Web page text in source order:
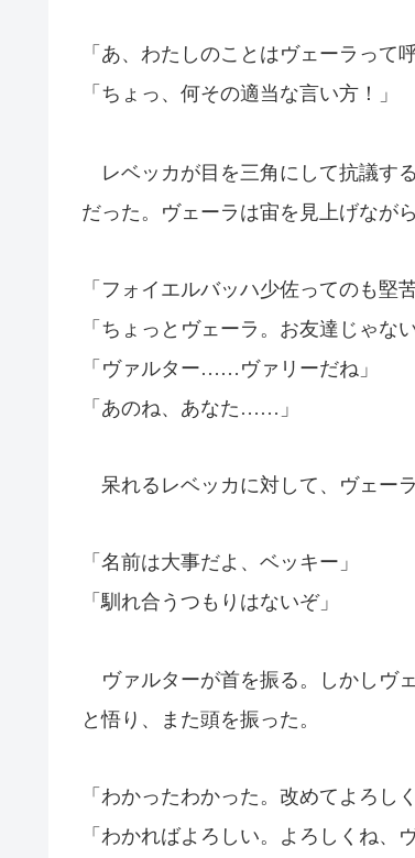
「あ、わたしのことはヴェーラって
「ちょっ、何その適当な言い方！」
レベッカが目を三角にして抗議す
だった。ヴェーラは宙を見上げながら
「フォイエルバッハ少佐ってのも
「ちょっとヴェーラ。お友達じゃな
「ヴァルター……ヴァリーだね」
「あのね、あなた……」
呆れるレベッカに対して、ヴェー
「名前は大事だよ、ベッキー」
「馴れ合うつもりはないぞ」
ヴァルターが首を振る。しかしヴ
と悟り、また頭を振った。
「わかったわかった。改めてよろし
「わかればよろしい。よろしくね、